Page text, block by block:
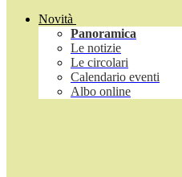
Novità
Panoramica
Le notizie
Le circolari
Calendario eventi
Albo online